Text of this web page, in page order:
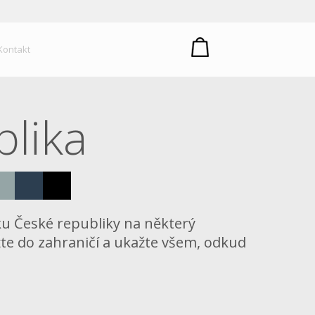
České republiky na některý
do zahraničí a ukažte všem, odkud